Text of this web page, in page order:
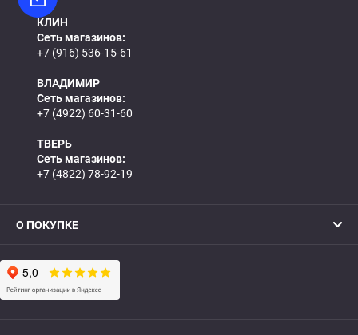
КЛИН
Сеть магазинов:
+7 (916) 536-15-61
ВЛАДИМИР
Сеть магазинов:
+7 (4922) 60-31-60
ТВЕРЬ
Сеть магазинов:
+7 (4822) 78-92-19
О ПОКУПКЕ